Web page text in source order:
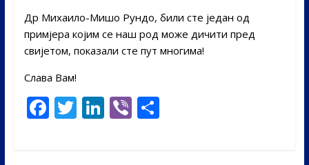
Др Михаило-Мишо Рундо, били сте један од
примјера којим се наш род може дичити пред
свијетом, показали сте пут многима!
Слава Вам!
F T Li Vi S